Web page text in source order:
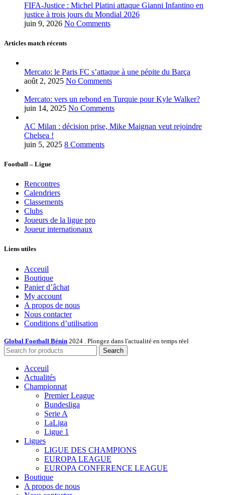
FIFA-Justice : Michel Platini attaque Gianni Infantino en
justice à trois jours du Mondial 2026
juin 9, 2026 No Comments
Articles match récents
Mercato: le Paris FC s’attaque à une pépite du Barça
août 2, 2025 No Comments
Mercato: vers un rebond en Turquie pour Kyle Walker?
juin 14, 2025 No Comments
AC Milan : décision prise, Mike Maignan veut rejoindre
Chelsea !
juin 5, 2025 8 Comments
Football – Ligue
Rencontres
Calendriers
Classements
Clubs
Joueurs de la ligue pro
Joueur internationaux
Liens utiles
Acceuil
Boutique
Panier d’âchat
My account
A propos de nous
Nous contacter
Conditions d’utilisation
Global Football Bénin 2024 . Plongez dans l'actualité en temps réel
Search
Acceuil
Actualités
Championnat
Premier League
Bundesliga
Serie A
LaLiga
Ligue 1
Ligues
LIGUE DES CHAMPIONS
EUROPA LEAGUE
EUROPA CONFERENCE LEAGUE
Boutique
A propos de nous